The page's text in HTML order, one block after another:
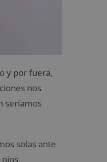
y por fuera,
nos
seríamos
solas ante